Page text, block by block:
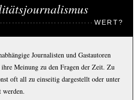
WERT?
Journalisten und Gastautoren
Meinung zu den Fragen der Zeit. Zu
oft all zu einseitig dargestellt oder unter
werden.